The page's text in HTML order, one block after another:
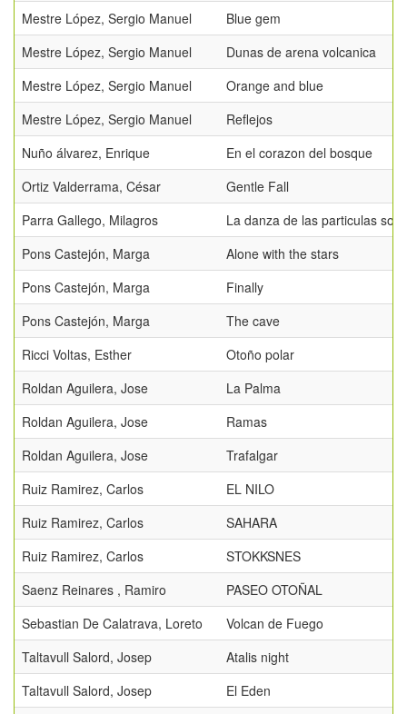
Mestre López, Sergio Manuel
Blue gem
Mestre López, Sergio Manuel
Dunas de arena volcanica
Mestre López, Sergio Manuel
Orange and blue
Mestre López, Sergio Manuel
Reflejos
Nuño álvarez, Enrique
En el corazon del bosque
Ortiz Valderrama, César
Gentle Fall
Parra Gallego, Milagros
La danza de las particulas
Pons Castejón, Marga
Alone with the stars
Pons Castejón, Marga
Finally
Pons Castejón, Marga
The cave
Ricci Voltas, Esther
Otoño polar
Roldan Aguilera, Jose
La Palma
Roldan Aguilera, Jose
Ramas
Roldan Aguilera, Jose
Trafalgar
Ruiz Ramirez, Carlos
EL NILO
Ruiz Ramirez, Carlos
SAHARA
Ruiz Ramirez, Carlos
STOKKSNES
Saenz Reinares , Ramiro
PASEO OTOÑAL
Sebastian De Calatrava, Loreto
Volcan de Fuego
Taltavull Salord, Josep
Atalis night
Taltavull Salord, Josep
El Eden